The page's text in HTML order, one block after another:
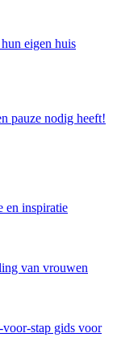
eigen huis
pauze nodig heeft!
en inspiratie
van vrouwen
stap gids voor